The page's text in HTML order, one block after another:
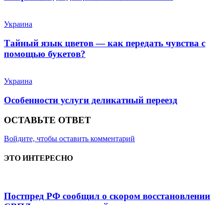
Украина
Тайный язык цветов — как передать чувства с
помощью букетов?
Украина
Особенности услуги деликатный переезд
ОСТАВЬТЕ ОТВЕТ
Войдите, чтобы оставить комментарий
ЭТО ИНТЕРЕСНО
Постпред РФ сообщил о скором восстановлении